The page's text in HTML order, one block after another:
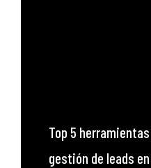
Top 5
gestión de leads